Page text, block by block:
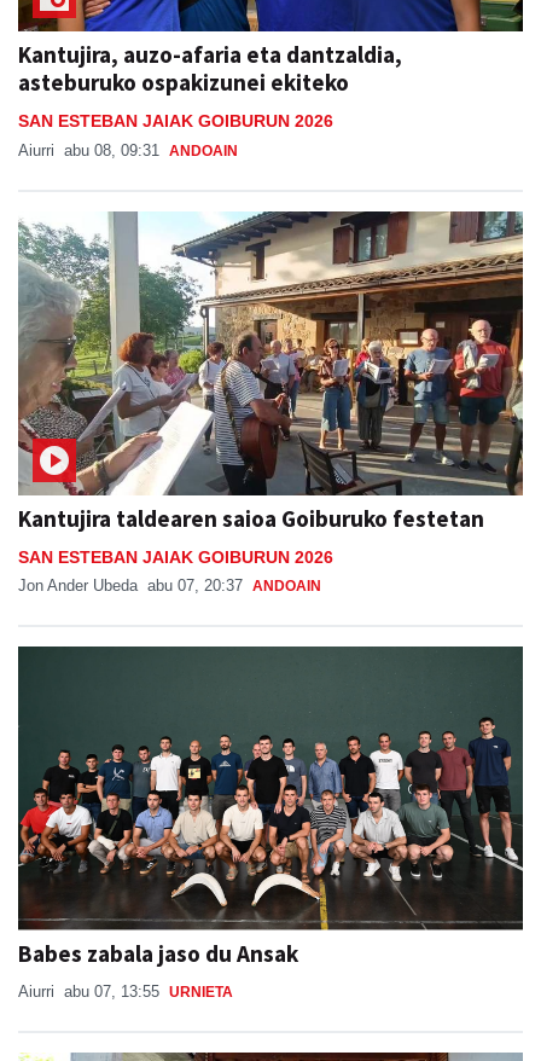
Kantujira, auzo-afaria eta dantzaldia,
asteburuko ospakizunei ekiteko
SAN ESTEBAN JAIAK GOIBURUN 2026
Aiurri abu 08, 09:31 ANDOAIN
Kantujira taldearen saioa Goiburuko festetan
SAN ESTEBAN JAIAK GOIBURUN 2026
Jon Ander Ubeda abu 07, 20:37 ANDOAIN
Babes zabala jaso du Ansak
Aiurri abu 07, 13:55 URNIETA